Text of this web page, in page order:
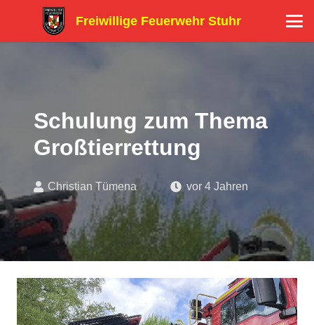
Freiwillige Feuerwehr Stuhr
Schulung zum Thema
Großtierrettung
Christian Tümena vor 4 Jahren